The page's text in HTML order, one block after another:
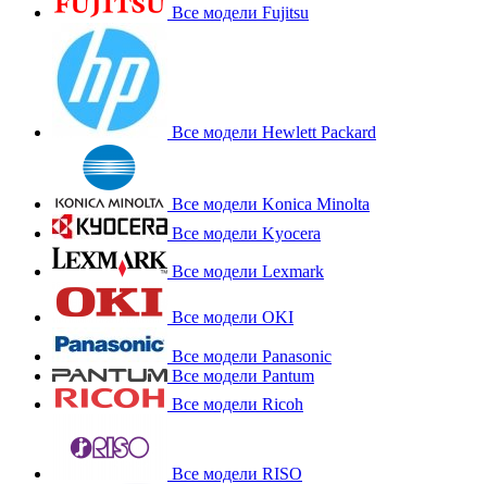
Все модели Fujitsu
Все модели Hewlett Packard
Все модели Konica Minolta
Все модели Kyocera
Все модели Lexmark
Все модели OKI
Все модели Panasonic
Все модели Pantum
Все модели Ricoh
Все модели RISO